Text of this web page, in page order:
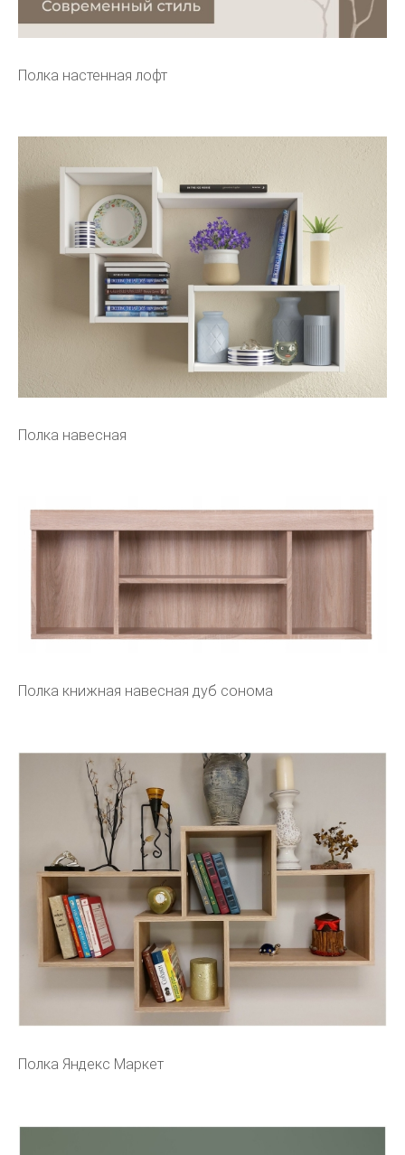
Полка настенная лофт
Полка навесная
Полка книжная навесная дуб сонома
Полка Яндекс Маркет